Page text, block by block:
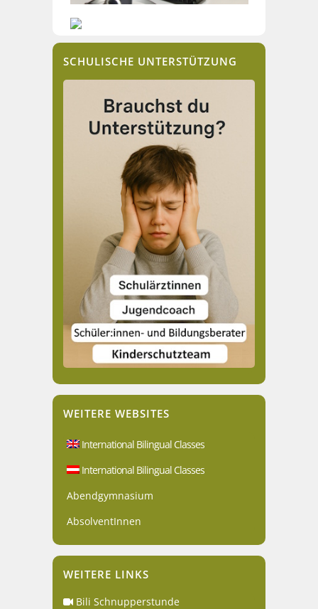
SCHULISCHE UNTERSTÜTZUNG
WEITERE WEBSITES
International Bilingual Classes
International Bilingual Classes
Abendgymnasium
AbsolventInnen
WEITERE LINKS
Bili Schnupperstunde